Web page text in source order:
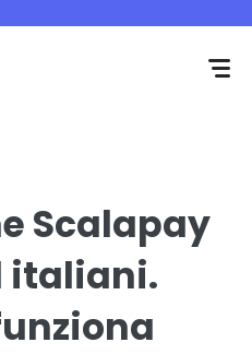
Scalapay
italiani.